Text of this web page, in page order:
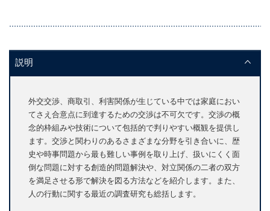
説明
外交交渉、商取引、利害関係が生じている中では家庭におい
てさえ合意点に到達するための交渉は不可欠です。交渉の概
念的枠組みや技術について包括的で判りやすい概観を提供し
ます。交渉と関わりのあるさまざまな分野を引き合いに、歴
史や時事問題から最も難しい事例を取り上げ、扱いにくく面
倒な問題に対する創造的問題解決や、対立関係の二者の双方
を満足させる形で解決を図る方法などを紹介します。また、
人の行動に関する最近の調査研究も総括します。